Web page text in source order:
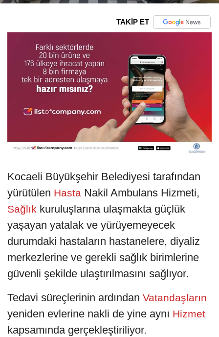
TAKİP ET
Kocaeli Büyükşehir Belediyesi tarafından
yürütülen Hasta Nakil Ambulans Hizmeti,
Sağlık kuruluşlarına ulaşmakta güçlük
yaşayan yatalak ve yürüyemeyecek
durumdaki hastaların hastanelere, diyaliz
merkezlerine ve gerekli sağlık birimlerine
güvenli şekilde ulaştırılmasını sağlıyor.
Tedavi süreçlerinin ardından Vatandaşların
yeniden evlerine nakli de yine aynı Hizmet
kapsamında gerçekleştiriliyor.